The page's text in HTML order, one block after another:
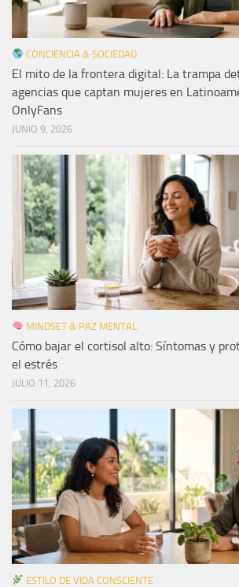
CONCIENCIA & SOCIEDAD
El mito de la frontera digital: La trampa
agencias que captan mujeres en
OnlyFans
JUNIO 9, 2026
MINDSET & PAZ MENTAL
Cómo bajar el cortisol alto: Síntomas y
el estrés
JULIO 11, 2026
ESTILO DE VIDA CONSCIENTE